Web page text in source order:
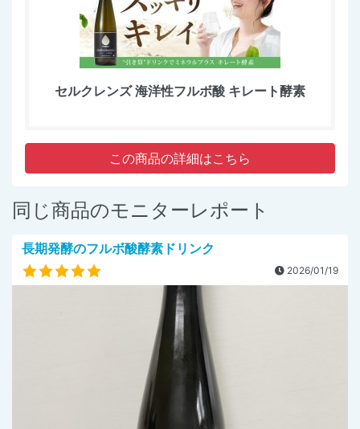
セルクレンズ 海洋性フルボ酸 キレート酵素
この商品の詳細はこちら
同じ商品のモニターレポート
長期発酵のフルボ酸酵素ドリンク
2026/01/19